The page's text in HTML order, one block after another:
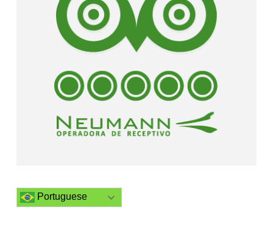
Portuguese